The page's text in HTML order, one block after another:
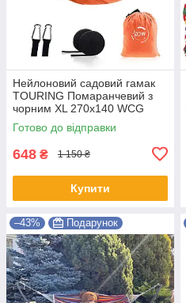
Нейлоновий садовий гамак
TOURING Помаранчевий з
чорним XL 270х140 WCG
Shopik
Готово до відправки
648 ₴ 1 150 ₴
Купити
–43% Подарунок